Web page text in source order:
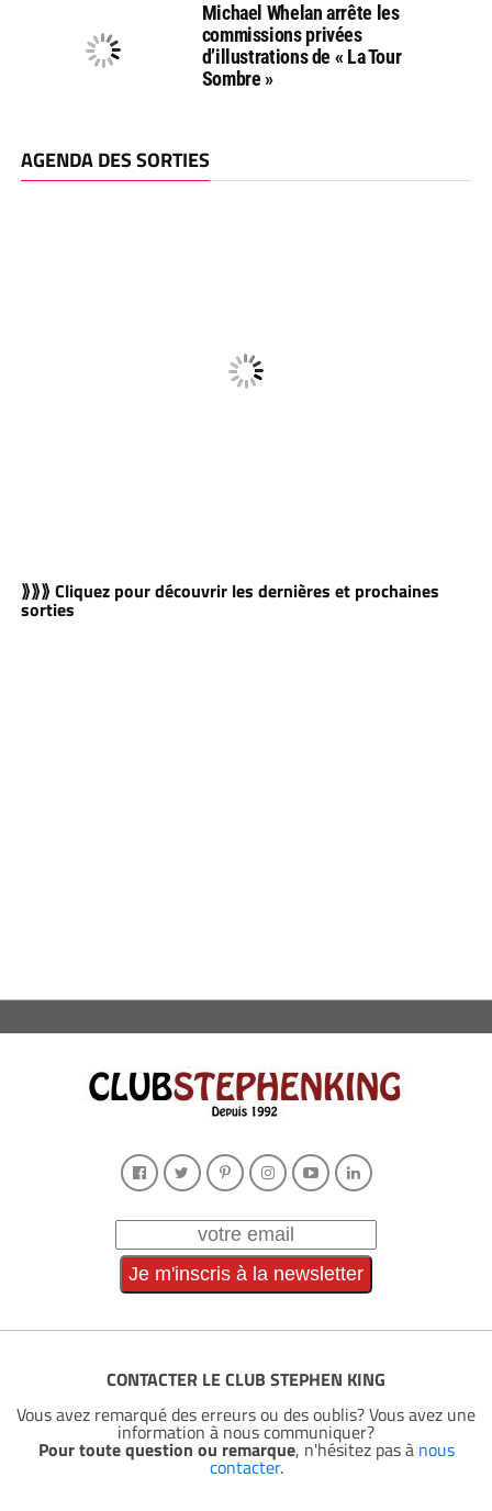
Michael Whelan arrête les
commissions privées
d’illustrations de « La Tour
Sombre »
AGENDA DES SORTIES
⟫⟫⟫ Cliquez pour découvrir les dernières et prochaines
sorties
CONTACTER LE CLUB STEPHEN KING
Vous avez remarqué des erreurs ou des oublis? Vous avez une
information à nous communiquer?
Pour toute question ou remarque, n'hésitez pas à nous
contacter.